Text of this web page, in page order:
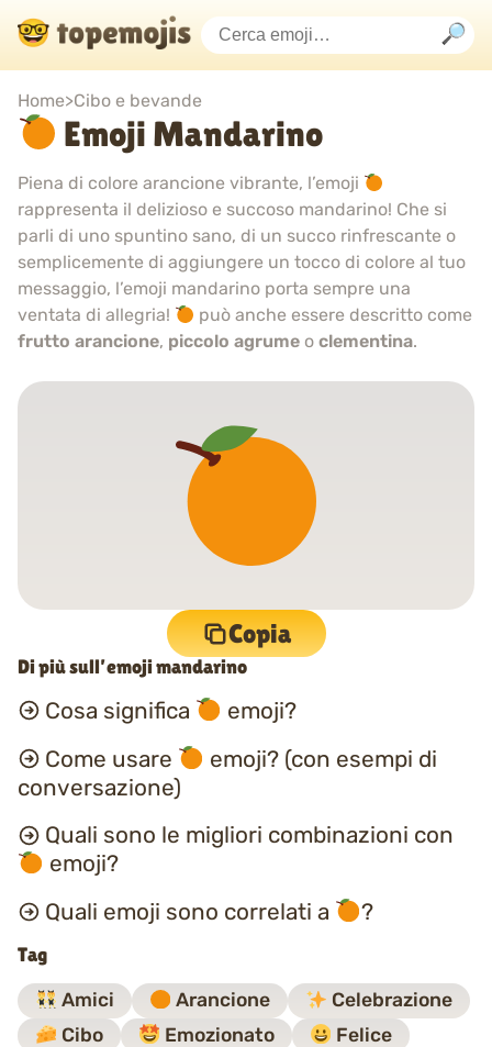
Home>Cibo e bevande
Emoji Mandarino
Piena di colore arancione vibrante, l’emoji
rappresenta il delizioso e succoso mandarino! Che si
parli di uno spuntino sano, di un succo rinfrescante o
semplicemente di aggiungere un tocco di colore al tuo
messaggio, l’emoji mandarino porta sempre una
ventata di allegria!
può anche essere descritto come
frutto arancione, piccolo agrume o clementina.
Copia
Di più sull’emoji mandarino
Cosa significa
emoji?
Come usare
emoji? (con esempi di
conversazione)
Quali sono le migliori combinazioni con
emoji?
Quali emoji sono correlati a
?
Tag
Amici Arancione
Celebrazione
Cibo
Emozionato
Felice